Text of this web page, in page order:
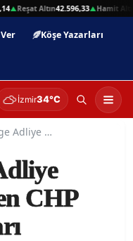
▲Reşat Altın42.596,33▲Hamit Altın
Köşe Yazarları
İzmir34°C
Ankara Bölge Adliye Mahkemesi'nden CHP Kurultayı Kararı
CHP